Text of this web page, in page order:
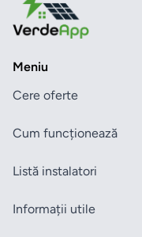
Meniu
Cere oferte
Cum funcționează
Listă instalatori
Informații utile